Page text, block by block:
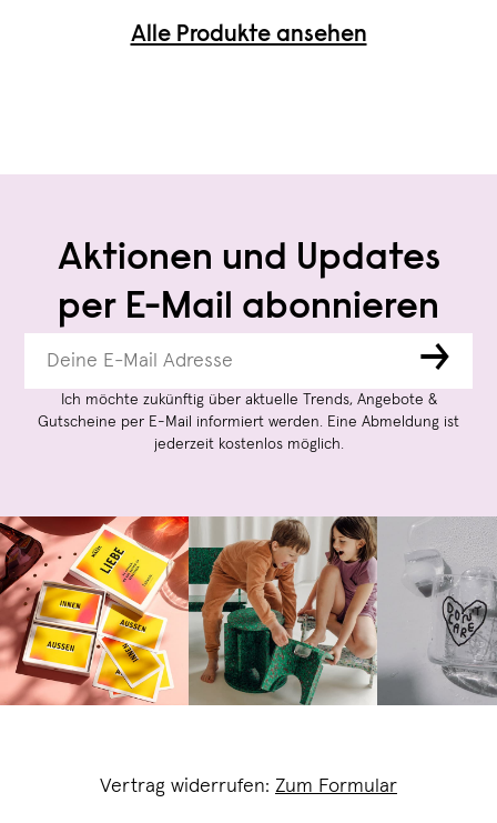
Alle Produkte ansehen
Aktionen und Updates
per E-Mail abonnieren
→
Ich möchte zukünftig über aktuelle Trends, Angebote &
Gutscheine per E-Mail informiert werden. Eine Abmeldung ist
jederzeit kostenlos möglich.
Vertrag widerrufen: Zum Formular